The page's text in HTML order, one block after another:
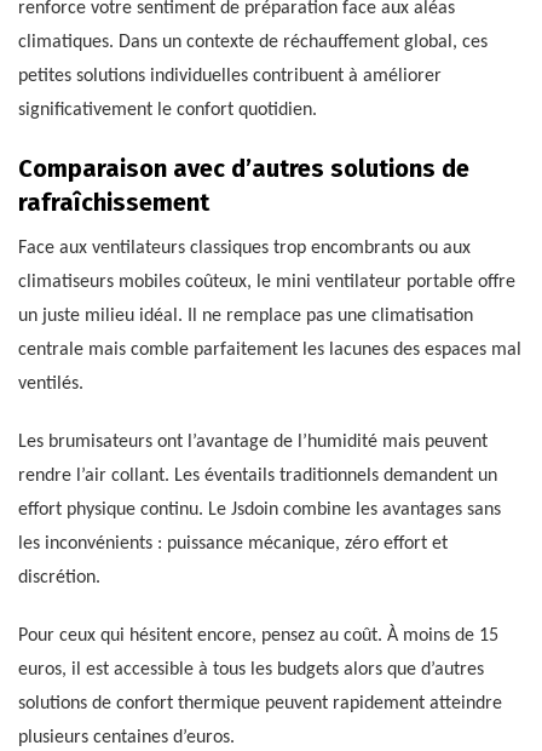
renforce votre sentiment de préparation face aux aléas
climatiques. Dans un contexte de réchauffement global, ces
petites solutions individuelles contribuent à améliorer
significativement le confort quotidien.
Comparaison avec d’autres solutions de
rafraîchissement
Face aux ventilateurs classiques trop encombrants ou aux
climatiseurs mobiles coûteux, le mini ventilateur portable offre
un juste milieu idéal. Il ne remplace pas une climatisation
centrale mais comble parfaitement les lacunes des espaces mal
ventilés.
Les brumisateurs ont l’avantage de l’humidité mais peuvent
rendre l’air collant. Les éventails traditionnels demandent un
effort physique continu. Le Jsdoin combine les avantages sans
les inconvénients : puissance mécanique, zéro effort et
discrétion.
Pour ceux qui hésitent encore, pensez au coût. À moins de 15
euros, il est accessible à tous les budgets alors que d’autres
solutions de confort thermique peuvent rapidement atteindre
plusieurs centaines d’euros.